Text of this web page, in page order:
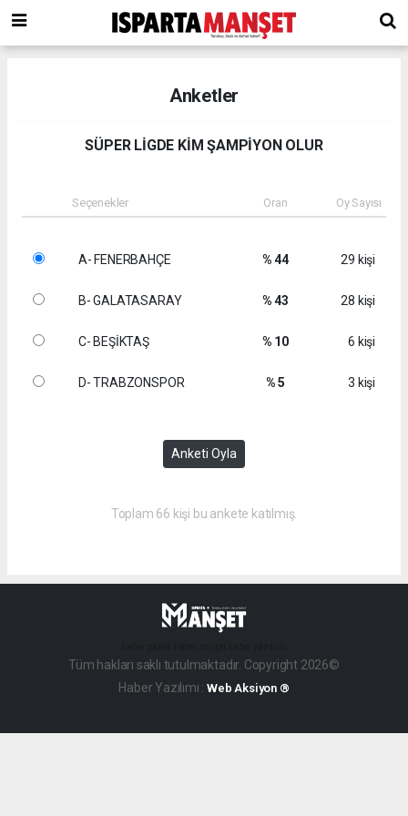
Anketler
SÜPER LİGDE KİM ŞAMPİYON OLUR
Seçenekler Oran Oy Sayısı
A- FENERBAHÇE % 44 29 kişi
B- GALATASARAY % 43 28 kişi
C- BEŞİKTAŞ % 10 6 kişi
D- TRABZONSPOR % 5 3 kişi
Anketi Oyla
Toplam 66 kişi bu ankete katılmış.
Tüm hakları saklı tutulmaktadır. Copyright 2026©
Haber Yazılımı :Web Aksiyon ®